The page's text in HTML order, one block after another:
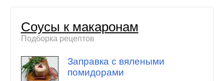
Соусы к макаронам
Подборка рецептов
Заправка с вялеными
помидорами